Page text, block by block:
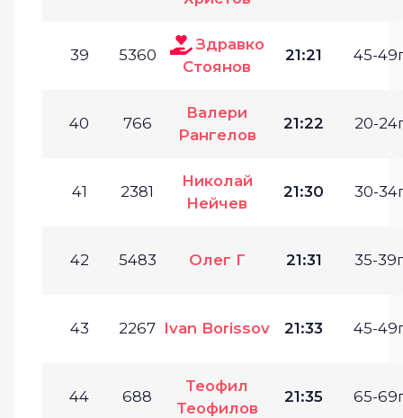
39 5360
Здравко
Стоянов
21:21 45-
40 766
Валери
Рангелов
21:22 20-
41 2381
Николай
Нейчев
21:30 30-
42 5483 Олег Г 21:31 35-
43 2267 Ivan Borissov 21:33 45-
44 688
Теофил
Теофилов
21:35 65-